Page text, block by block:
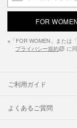
FOR
※「FOR WOMEN」または
プライバシー規約
に
ご利用ガイド
よくあるご質問